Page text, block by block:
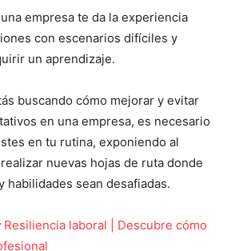
empresa te da la experiencia
con escenarios difíciles y
un aprendizaje.
buscando cómo mejorar y evitar
en una empresa, es necesario
en tu rutina, exponiendo al
nuevas hojas de ruta donde
habilidades sean desafiadas.
Resiliencia laboral | Descubre cómo